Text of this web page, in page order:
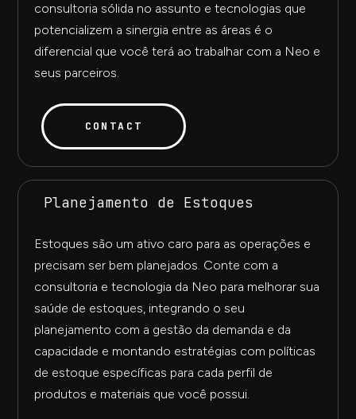
consultoria sólida no assunto e tecnologias que
potencializem a sinergia entre as áreas é o
diferencial que você terá ao trabalhar com a Neo e
seus parceiros.
CONTACT
Planejamento de Estoques
Estoques são um ativo caro para as operações e
precisam ser bem planejados. Conte com a
consultoria e tecnologia da Neo para melhorar sua
saúde de estoques, integrando o seu
planejamento com a gestão da demanda e da
capacidade e montando estratégias com políticas
de estoque específicas para cada perfil de
produtos e materiais que você possui.